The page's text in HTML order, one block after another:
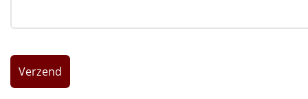
Duurzaam
Leuke
Goedkope